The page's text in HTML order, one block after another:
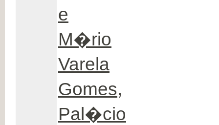
e
M�rio
Varela
Gomes,
Pal�cio